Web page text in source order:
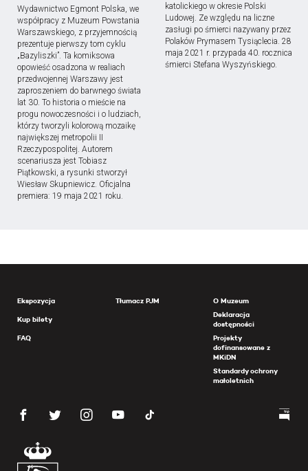
Wydawnictwo Egmont Polska, we
współpracy z Muzeum Powstania
Warszawskiego, z przyjemnością
prezentuje pierwszy tom cyklu
„Bazyliszki”. Ta komiksowa
opowieść osadzona w realiach
przedwojennej Warszawy jest
zaproszeniem do barwnego świata
lat 30. To historia o mieście na
progu nowoczesności i o ludziach,
którzy tworzyli kolorową mozaikę
największej metropolii II
Rzeczypospolitej. Autorem
scenariusza jest Tobiasz
Piątkowski, a rysunki stworzył
Wiesław Skupniewicz. Oficjalna
premiera: 19 maja 2021 roku.
katolickiego w okresie Polski
Ludowej. Ze względu na liczne
zasługi po śmierci nazywany przez
Polaków Prymasem Tysiąclecia. 28
maja 2021 r. przypada 40. rocznica
śmierci Stefana Wyszyńskiego.
Ekspozycja
Kup bilety
FAQ
Tłumacz PJM
O Muzeum
Deklaracja
dostępności
Projekty
dofinansowane z
MKiDN
Standardy ochrony
małoletnich